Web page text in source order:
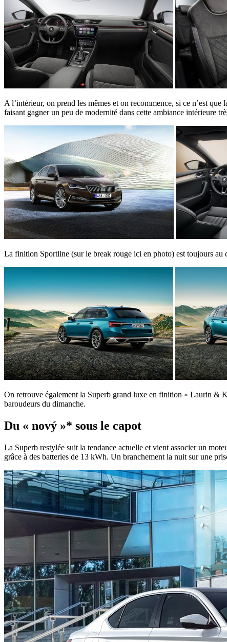
A l’intérieur, on prend les mêmes et on recommence, si ce n’est
faisant gagner un peu de modernité dans cette ambiance intérieure
La finition Sportline (sur le break rouge ici en photo) est toujours au
On retrouve également la Superb grand luxe en finition « Laurin &
baroudeurs du dimanche.
Du « nový »* sous le capot
La Superb restylée suit la tendance actuelle et vient associer un
grâce à des batteries de 13 kWh. Un branchement la nuit sur une